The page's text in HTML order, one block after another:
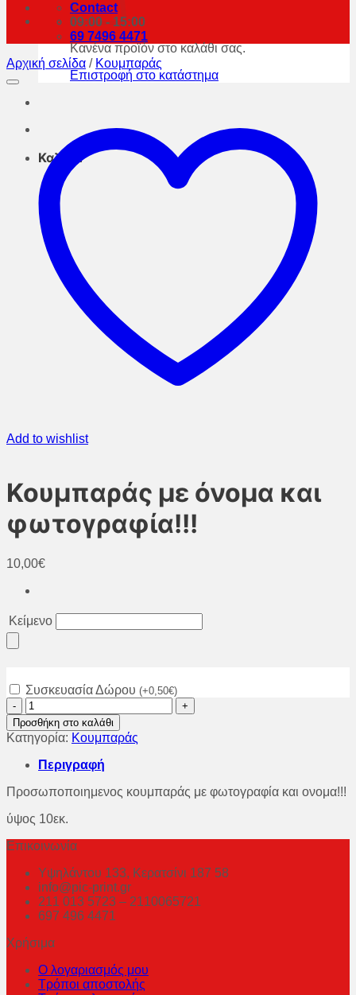
Κανένα προϊόν στο καλάθι σας.
Επιστροφή στο κατάστημα
Καλάθι
Contact
09:00 - 15:00
69 7496 4471
Αρχική σελίδα / Κουμπαράς
Add to wishlist
Κουμπαράς με όνομα και
φωτογραφία!!!
10,00€
Κείμενο
Συσκευασία Δώρου (+0,50€)
Κουμπαράς
με
όνομα
και
φωτογραφία!!!
ποσότητα
Προσθήκη στο καλάθι
Κατηγορία: Κουμπαράς
Περιγραφή
Προσωποποιημενος κουμπαράς με φωτογραφία και ονομα!!!
ύψος 10εκ.
Επικοινωνία
Υψηλάντου 133, Κερατσίνι 187 58
info@pic-print.gr
211 013 5723 – 2110065721
697 496 4471
Χρήσιμα
Ο λογαριασμός μου
Τρόποι αποστολής